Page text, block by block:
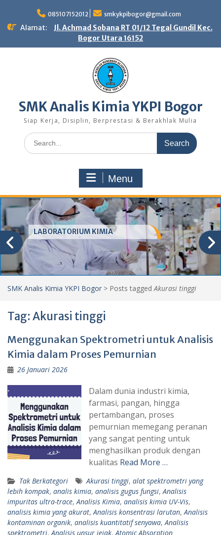
content
085107152012 smkykpibogor@gmail.com
Alamat:
Jl. Achmad Sobana RT 01/12 Tegal Gundil Kec.
Bogor Utara 16152
SMK Analis Kimia YKPI Bogor
Siap Kerja, Disiplin, Berprestasi & Berakhlak Mulia
Search
for:
Menu
LABORATORIUM KIMIA
SMK Analis Kimia YKPI Bogor > Posts tagged Akurasi tinggi
Tag: Akurasi tinggi
Menggunakan Spektrometri untuk Analisis
Kimia dalam Proses Pemurnian
26 Januari 2026
Dalam dunia industri kimia,
farmasi, pangan, hingga
pertambangan, proses
pemurnian memegang peranan
yang sangat penting untuk
menghasilkan produk dengan
kualitas Read More …
Tak Berkategori Akurasi tinggi, alat spektrometri yang
lebih kompak, analis kimia, analisis gugus fungsi, Analisis
impuritas ultra-trace, Analisis Kimia, analisis kimia UV-Vis,
analisis kimia yang akurat, Analisis konsentrasi larutan, Analisis
kontaminan organik, analisis kuantitatif senyawa, Analisis
spektrometri, Analisis unsur jejak, Atomic Absorption